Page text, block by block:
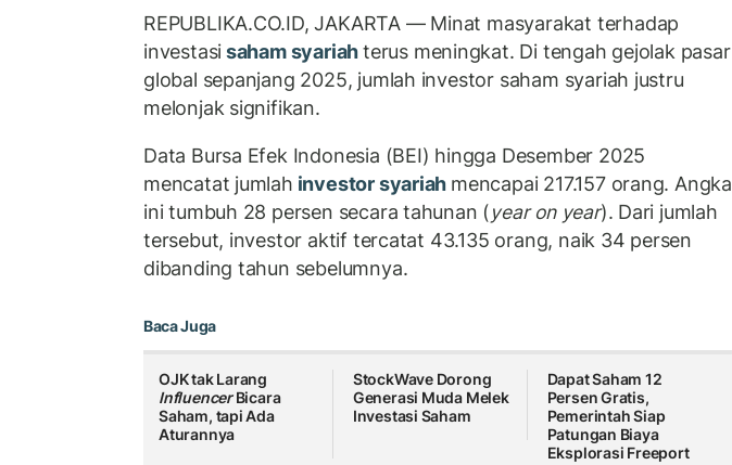
REPUBLIKA.CO.ID, JAKARTA — Minat masyarakat terhadap
investasisaham syariahterus meningkat. Di tengah gejolak pasar
global sepanjang 2025, jumlah investor saham syariah justru
melonjak signifikan.
Data Bursa Efek Indonesia (BEI) hingga Desember 2025
mencatat jumlah investor syariah mencapai 217.157 orang. Angka
ini tumbuh 28 persen secara tahunan (year on year). Dari jumlah
tersebut, investor aktif tercatat 43.135 orang, naik 34 persen
dibanding tahun sebelumnya.
Baca Juga
OJK tak Larang
InfluencerBicara
Saham, tapi Ada
Aturannya
StockWave Dorong
Generasi Muda Melek
Investasi Saham
Dapat Saham 12
Persen Gratis,
Pemerintah Siap
Patungan Biaya
Eksplorasi Freeport